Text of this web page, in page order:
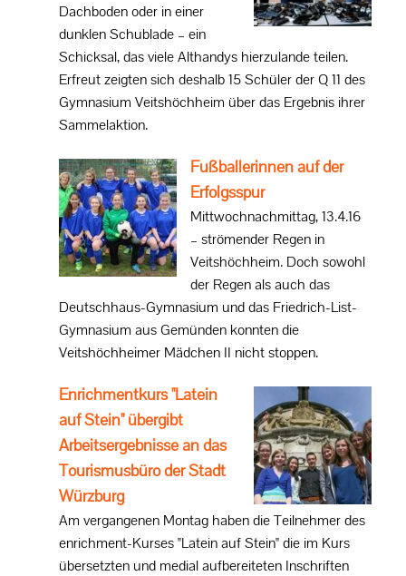
Dachboden oder in einer
dunklen Schublade – ein
Schicksal, das viele Althandys hierzulande teilen.
Erfreut zeigten sich deshalb 15 Schüler der Q 11 des
Gymnasium Veitshöchheim über das Ergebnis ihrer
Sammelaktion.
Fußballerinnen auf der
Erfolgsspur
Mittwochnachmittag, 13.4.16
– strömender Regen in
Veitshöchheim. Doch sowohl
der Regen als auch das
Deutschhaus-Gymnasium und das Friedrich-List-
Gymnasium aus Gemünden konnten die
Veitshöchheimer Mädchen II nicht stoppen.
Enrichmentkurs "Latein
auf Stein" übergibt
Arbeitsergebnisse an das
Tourismusbüro der Stadt
Würzburg
Am vergangenen Montag haben die Teilnehmer des
enrichment-Kurses "Latein auf Stein" die im Kurs
übersetzten und medial aufbereiteten Inschriften